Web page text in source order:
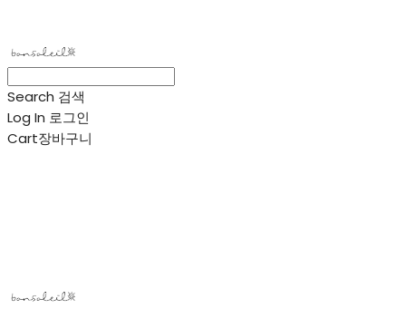
Search 검색
Log In 로그인
Cart장바구니